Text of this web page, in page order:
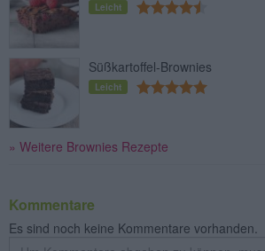
Leicht
Süßkartoffel-Brownies
Leicht
» Weitere Brownies Rezepte
Kommentare
Es sind noch keine Kommentare vorhanden.